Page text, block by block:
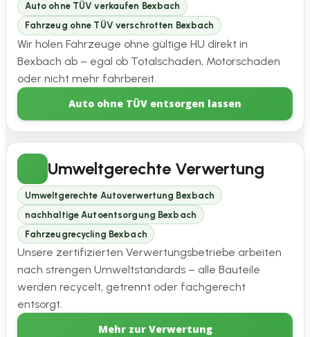
Auto ohne TÜV verkaufen Bexbach
Fahrzeug ohne TÜV verschrotten Bexbach
Wir holen Fahrzeuge ohne gültige HU direkt in
Bexbach ab – egal ob Totalschaden, Motorschaden
oder nicht mehr fahrbereit.
Auto ohne TÜV entsorgen lassen
Umweltgerechte Verwertung
Umweltgerechte Autoverwertung Bexbach
nachhaltige Autoentsorgung Bexbach
Fahrzeugrecycling Bexbach
Unsere zertifizierten Verwertungsbetriebe arbeiten
nach strengen Umweltstandards – alle Bauteile
werden recycelt, getrennt oder fachgerecht
entsorgt.
Mehr zur Verwertung